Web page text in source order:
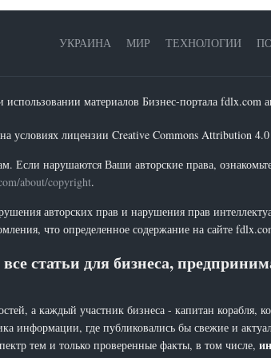
УКРАИНА МИР ТЕХНОЛОГИИ
использовании материалов Бизнес-портала fdlx.com
условиях лицензии Creative Commons Attribution
Если нарушаются Ваши авторские права,
about/copyright.
авторских прав и нарушения прав
что определенное содержание на сайте
статьи для бизнеса,
а каждый участник бизнеса - капитан корабля,
информации, где публиковались бы свежие и
тем и только проверенные факты, в том числе,